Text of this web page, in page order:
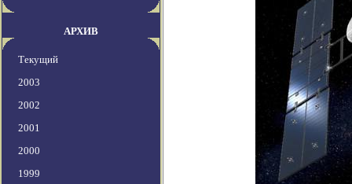
АРХИВ
Текущий
2003
2002
2001
2000
1999